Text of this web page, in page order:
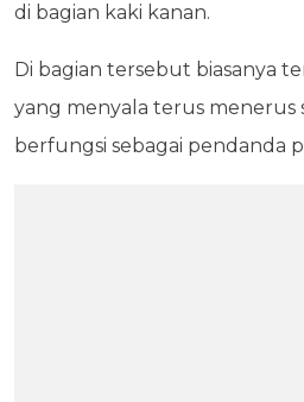
di bagian kaki kanan.
Di bagian tersebut biasanya
yang menyala terus menerus
berfungsi sebagai pendanda